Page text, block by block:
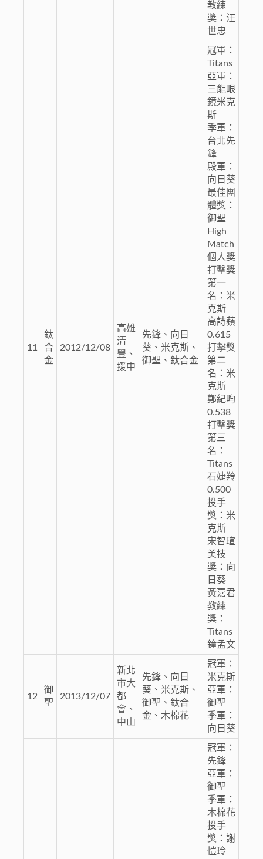
教練
獎：汪
世忠
11
鈦
合
金
2012/12/08
高雄
清
豐、
援中
先鋒、向日
葵、米克斯、
御聖、鈦合金
冠軍：
Titans
亞軍：
三能眼
鏡米克
斯
季軍：
台北先
鋒
殿軍：
向日葵
最佳團
體獎：
御聖
High
Match
個人獎
打擊獎
第一
名：米
克斯
高詩蘋
0.615
打擊獎
第二
名：米
克斯
鄭紀昀
0.538
打擊獎
第三
名：
Titans
石婕羚
0.500
投手
獎：米
克斯
宋智瑄
美技
獎：向
日葵
黃嘉君
教練
獎：
Titans
鐘孟文
12
御
聖
2013/12/07
新北
市大
都
會、
中山
先鋒、向日
葵、米克斯、
御聖、鈦合
金、木棉花
冠軍：
米克斯
亞軍：
御聖
季軍：
向日葵
冠軍：
先鋒
亞軍：
御聖
季軍：
木棉花
投手
獎：謝
愷玲